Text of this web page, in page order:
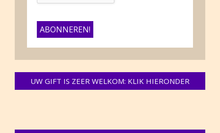
UW GIFT IS ZEER WELKOM: KLIK HIERONDER